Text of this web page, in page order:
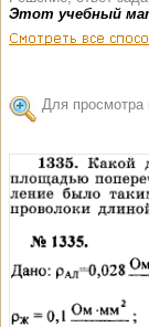
Этот учебный
Для просмотра